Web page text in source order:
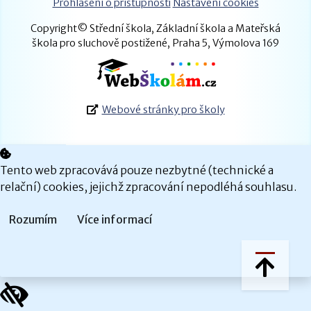
Prohlášení o přístupnosti Nastavení cookies
Copyright© Střední škola, Základní škola a Mateřská
škola pro sluchově postižené, Praha 5, Výmolova 169
Webové stránky pro školy
Tento web zpracovává pouze nezbytné (technické a
relační) cookies, jejichž zpracování nepodléhá souhlasu.
Rozumím Více informací